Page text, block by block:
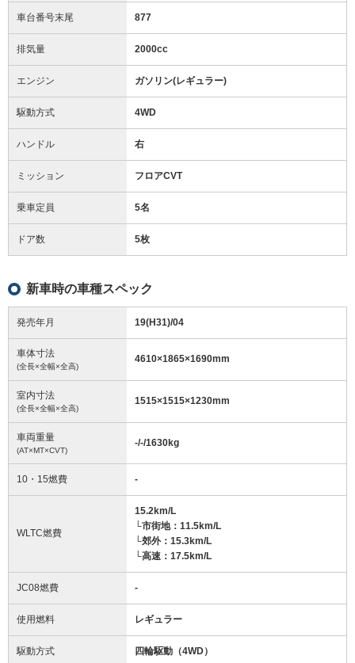
車台番号末尾 877
排気量 2000cc
エンジン ガソリン(レギュラー)
駆動方式 4WD
ハンドル 右
ミッション フロアCVT
乗車定員 5名
ドア数 5枚
新車時の車種スペック
発売年月 19(H31)/04
車体寸法
(全長×全幅×全高)
4610×1865×1690mm
室内寸法
(全長×全幅×全高)
1515×1515×1230mm
車両重量
(AT×MT×CVT)
-/-/1630kg
10・15燃費 -
WLTC燃費
15.2km/L
└市街地：11.5km/L
└郊外：15.3km/L
└高速：17.5km/L
JC08燃費 -
使用燃料 レギュラー
駆動方式 四輪駆動（4WD）